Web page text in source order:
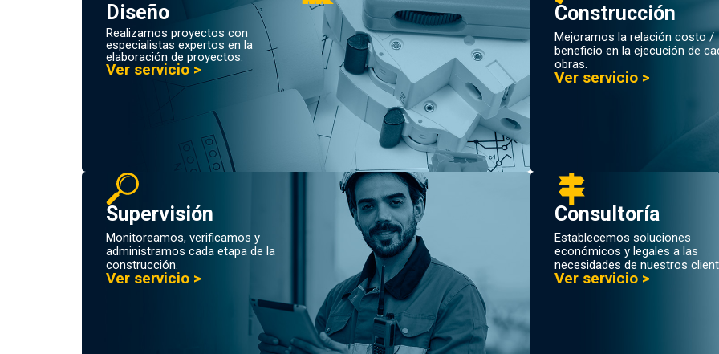
Diseño
Realizamos proyectos con
especialistas expertos en la
elaboración de proyectos.
Ver servicio >
Construcción
Mejoramos la relación costo /
beneficio en la ejecución de
obras.
Ver servicio >
Supervisión
Monitoreamos, verificamos y
administramos cada etapa de la
construcción.
Ver servicio >
Consultoría
Establecemos soluciones
económicos y legales a las
necesidades de nuestros
Ver servicio >